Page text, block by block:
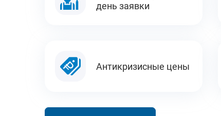
день заявки
Антикризисные цены